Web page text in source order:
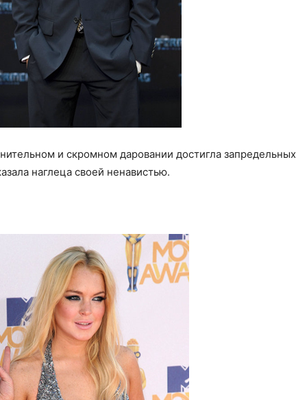
и скромном даровании достигла запредельных
наглеца своей ненавистью.